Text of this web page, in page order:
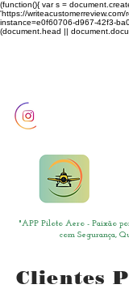
(function(){ var s =
'https://
instance=e0f60706-d967-42f3-
(document.head ||
"APP Piloto Aero - Paixão
com Segurança,
Clientes